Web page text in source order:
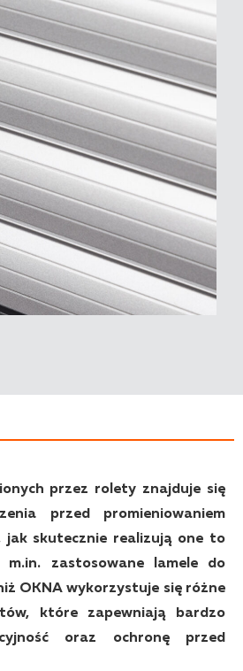
przez rolety znajduje się
przed promieniowaniem
jak skutecznie realizują one to
m.in. zastosowane lamele do
OKNA wykorzystuje się różne
które zapewniają bardzo
oraz ochronę przed